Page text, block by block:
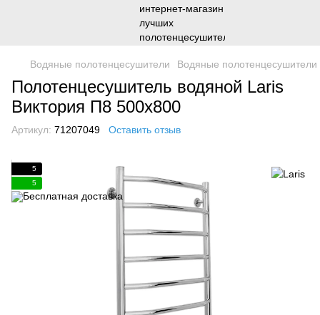
Водяные полотенцесушители Водяные полотенцесушители
Полотенцесушитель водяной Laris
Виктория П8 500х800
Артикул: 71207049 Оставить отзыв
5
5